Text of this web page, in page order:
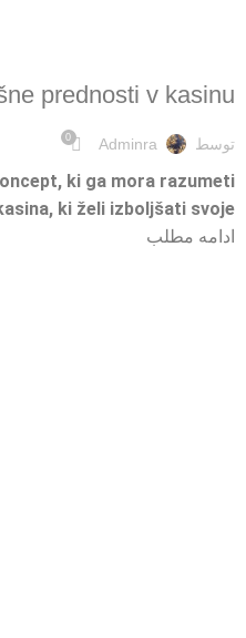
prednosti v kasinu
توسط Adminra
0
ki ga mora razumeti
ki želi izboljšati svoje...
ادامه مطلب